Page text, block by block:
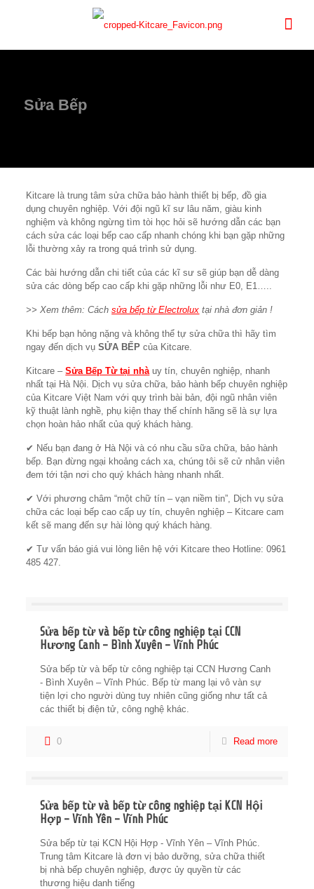
Sửa Bếp
Kitcare là trung tâm sửa chữa bảo hành thiết bị bếp, đồ gia
dụng chuyên nghiệp. Với đội ngũ kĩ sư lâu năm, giàu kinh
nghiệm và không ngừng tìm tòi học hỏi sẽ hướng dẫn các bạn
cách sửa các loại bếp cao cấp nhanh chóng khi bạn gặp những
lỗi thường xảy ra trong quá trình sử dụng.
Các bài hướng dẫn chi tiết của các kĩ sư sẽ giúp bạn dễ dàng
sửa các dòng bếp cao cấp khi gặp những lỗi như E0, E1…..
>> Xem thêm: Cáchsửa bếp từ Electrolux tại nhà đơn giản !
Khi bếp bạn hỏng nặng và không thể tự sửa chữa thì hãy tìm
ngay đến dịch vụSỬA BẾPcủa Kitcare.
Kitcare –Sửa Bếp Từ tại nhàuy tín, chuyên nghiệp, nhanh
nhất tại Hà Nội. Dịch vụ sửa chữa, bảo hành bếp chuyên nghiệp
của Kitcare Việt Nam với quy trình bài bản, đội ngũ nhân viên
kỹ thuật lành nghề, phụ kiện thay thế chính hãng sẽ là sự lựa
chọn hoàn hảo nhất của quý khách hàng.
✔ Nếu bạn đang ở Hà Nội và có nhu cầu sữa chữa, bảo hành
bếp. Bạn đừng ngại khoảng cách xa, chúng tôi sẽ cử nhân viên
đem tới tận nơi cho quý khách hàng nhanh nhất.
✔ Với phương châm “một chữ tín – vạn niềm tin”, Dịch vụ sửa
chữa các loại bếp cao cấp uy tín, chuyên nghiệp – Kitcare cam
kết sẽ mang đến sự hài lòng quý khách hàng.
✔ Tư vấn báo giá vui lòng liên hệ với Kitcare theo Hotline: 0961
485 427.
Sửa bếp từ và bếp từ công nghiệp tại CCN
Hương Canh – Bình Xuyên – Vĩnh Phúc
Sửa bếp từ và bếp từ công nghiệp tại CCN Hương Canh
- Bình Xuyên – Vĩnh Phúc. Bếp từ mang lại vô vàn sự
tiện lợi cho người dùng tuy nhiên cũng giống như tất cả
các thiết bị điện tử, công nghệ khác.
0 Read more
Sửa bếp từ và bếp từ công nghiệp tại KCN Hội
Hợp – Vĩnh Yên – Vĩnh Phúc
Sửa bếp từ tại KCN Hội Hợp - Vĩnh Yên – Vĩnh Phúc.
Trung tâm Kitcare là đơn vị bảo dưỡng, sửa chữa thiết
bị nhà bếp chuyên nghiệp, được ủy quyền từ các
thương hiệu danh tiếng